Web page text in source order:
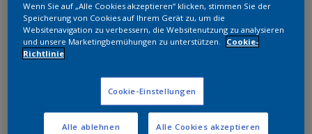
Gris G148 (Merle MG)
EP363F
Muster bestellen
Bestellen Sie direkt im Webshop
Wenn Sie auf „Alle Cookies akzeptieren“ klicken, stimmen Sie der
Speicherung von Cookies auf Ihrem Gerät zu, um die
Websitenavigation zu verbessern, die Websitenutzung zu analysieren
und unsere Marketingbemühungen zu unterstützen.
Cookie-
Richtlinie
Cookie-Einstellungen
Alle ablehnen Alle Cookies akzeptieren